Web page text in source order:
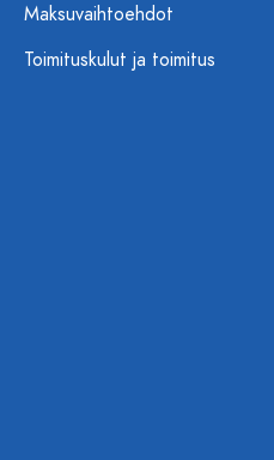
Maksuvaihtoehdot
Toimituskulut ja toimitus